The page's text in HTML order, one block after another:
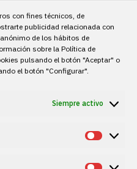
con fines técnicos, de
publicidad relacionada con
de los hábitos de
sobre la Política de
pulsando el botón "Aceptar" o
el botón "Configurar".
Siempre activo
ha sido
respaldo de
líder en
que ha
por la
local de su